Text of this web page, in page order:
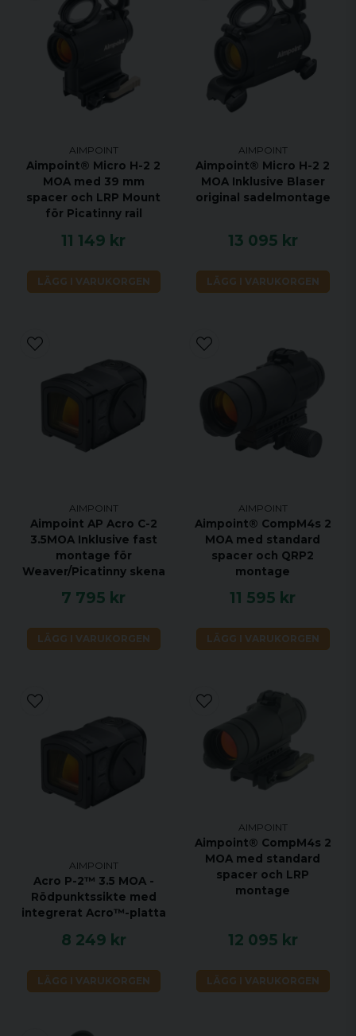
AIMPOINT
Aimpoint® Micro H-2 2
MOA med 39 mm
spacer och LRP Mount
för Picatinny rail
11 149 kr
LÄGG I VARUKORGEN
AIMPOINT
Aimpoint® Micro H-2 2
MOA Inklusive Blaser
original sadelmontage
13 095 kr
LÄGG I VARUKORGEN
AIMPOINT
Aimpoint AP Acro C-2
3.5MOA Inklusive fast
montage för
Weaver/Picatinny skena
7 795 kr
LÄGG I VARUKORGEN
AIMPOINT
Aimpoint® CompM4s 2
MOA med standard
spacer och QRP2
montage
11 595 kr
LÄGG I VARUKORGEN
AIMPOINT
Acro P-2™ 3.5 MOA -
Rödpunktssikte med
integrerat Acro™-platta
8 249 kr
LÄGG I VARUKORGEN
AIMPOINT
Aimpoint® CompM4s 2
MOA med standard
spacer och LRP
montage
12 095 kr
LÄGG I VARUKORGEN